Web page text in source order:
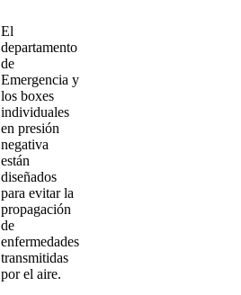
El
departamento
de
Emergencia y
los boxes
individuales
en presión
negativa
están
diseñados
para evitar la
propagación
de
enfermedades
transmitidas
por el aire.